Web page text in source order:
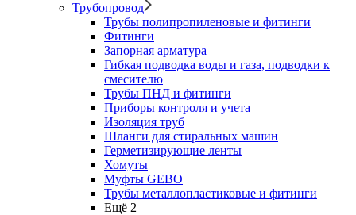
Трубопровод
Трубы полипропиленовые и фитинги
Фитинги
Запорная арматура
Гибкая подводка воды и газа, подводки к
смесителю
Трубы ПНД и фитинги
Приборы контроля и учета
Изоляция труб
Шланги для стиральных машин
Герметизирующие ленты
Хомуты
Муфты GEBO
Трубы металлопластиковые и фитинги
Ещё 2